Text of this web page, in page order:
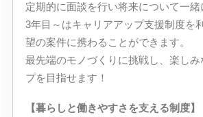
定期的に面談を行い将来について一
3年目～はキャリアアップ支援制度を
望の案件に携わることができます。
最先端のモノづくりに挑戦し、楽し
プを目指せます！
【暮らしと働きやすさを支える制度】